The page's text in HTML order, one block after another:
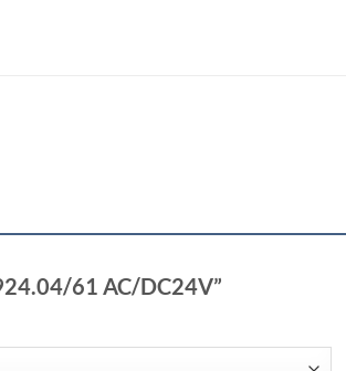
61 AC/DC24V”